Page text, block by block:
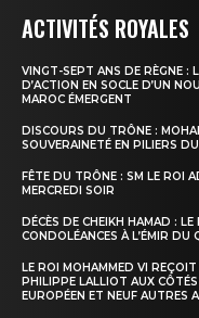
ACTIVITÉS ROYALES
VINGT-SEPT ANS DE RÈGNE :
D’ACTION EN SOCLE D’UN
MAROC ÉMERGENT
DISCOURS DU TRÔNE :
SOUVERAINETÉ EN PILIERS
FÊTE DU TRÔNE : SM LE ROI
MERCREDI SOIR
DÉCÈS DE CHEIKH HAMAD :
CONDOLÉANCES À L’ÉMIR DU
LE ROI MOHAMMED VI
PHILIPPE LALLIOT AUX
EUROPÉEN ET NEUF AUTRES